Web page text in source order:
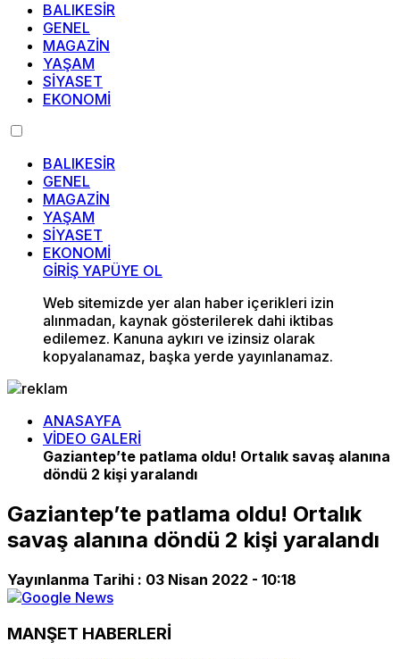
BALIKESİR
GENEL
MAGAZİN
YAŞAM
SİYASET
EKONOMİ
BALIKESİR
GENEL
MAGAZİN
YAŞAM
SİYASET
EKONOMİ
GİRİŞ YAPÜYE OL
Web sitemizde yer alan haber içerikleri izin
alınmadan, kaynak gösterilerek dahi iktibas
edilemez. Kanuna aykırı ve izinsiz olarak
kopyalanamaz, başka yerde yayınlanamaz.
ANASAYFA
VİDEO GALERİ
Gaziantep’te patlama oldu! Ortalık savaş alanına
döndü 2 kişi yaralandı
Gaziantep’te patlama oldu! Ortalık
savaş alanına döndü 2 kişi yaralandı
Yayınlanma Tarihi : 03 Nisan 2022 - 10:18
MANŞET HABERLERİ